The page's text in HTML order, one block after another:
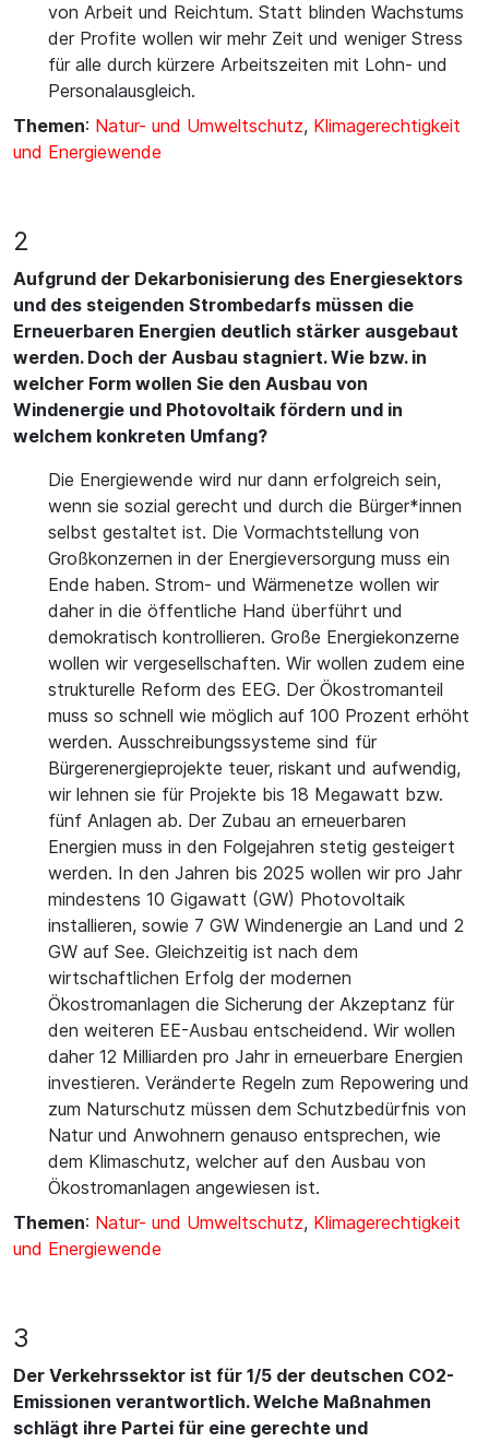
von Arbeit und Reichtum. Statt blinden Wachstums
der Profite wollen wir mehr Zeit und weniger Stress
für alle durch kürzere Arbeitszeiten mit Lohn- und
Personalausgleich.
Themen: Natur- und Umweltschutz, Klimagerechtigkeit
und Energiewende
2
Aufgrund der Dekarbonisierung des Energiesektors
und des steigenden Strombedarfs müssen die
Erneuerbaren Energien deutlich stärker ausgebaut
werden. Doch der Ausbau stagniert. Wie bzw. in
welcher Form wollen Sie den Ausbau von
Windenergie und Photovoltaik fördern und in
welchem konkreten Umfang?
Die Energiewende wird nur dann erfolgreich sein,
wenn sie sozial gerecht und durch die Bürger*innen
selbst gestaltet ist. Die Vormachtstellung von
Großkonzernen in der Energieversorgung muss ein
Ende haben. Strom- und Wärmenetze wollen wir
daher in die öffentliche Hand überführt und
demokratisch kontrollieren. Große Energiekonzerne
wollen wir vergesellschaften. Wir wollen zudem eine
strukturelle Reform des EEG. Der Ökostromanteil
muss so schnell wie möglich auf 100 Prozent erhöht
werden. Ausschreibungssysteme sind für
Bürgerenergieprojekte teuer, riskant und aufwendig,
wir lehnen sie für Projekte bis 18 Megawatt bzw.
fünf Anlagen ab. Der Zubau an erneuerbaren
Energien muss in den Folgejahren stetig gesteigert
werden. In den Jahren bis 2025 wollen wir pro Jahr
mindestens 10 Gigawatt (GW) Photovoltaik
installieren, sowie 7 GW Windenergie an Land und 2
GW auf See. Gleichzeitig ist nach dem
wirtschaftlichen Erfolg der modernen
Ökostromanlagen die Sicherung der Akzeptanz für
den weiteren EE-Ausbau entscheidend. Wir wollen
daher 12 Milliarden pro Jahr in erneuerbare Energien
investieren. Veränderte Regeln zum Repowering und
zum Naturschutz müssen dem Schutzbedürfnis von
Natur und Anwohnern genauso entsprechen, wie
dem Klimaschutz, welcher auf den Ausbau von
Ökostromanlagen angewiesen ist.
Themen: Natur- und Umweltschutz, Klimagerechtigkeit
und Energiewende
3
Der Verkehrssektor ist für 1/5 der deutschen CO2-
Emissionen verantwortlich. Welche Maßnahmen
schlägt ihre Partei für eine gerechte und